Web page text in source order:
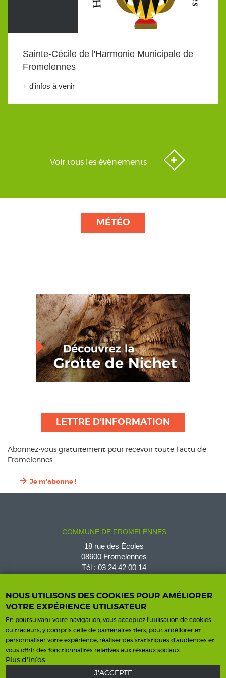
Sainte-Cécile de l'Harmonie Municipale de
Fromelennes
+ d'infos à venir
Voir tous les évènements
MÉTÉO
LETTRE D'INFORMATION
Abonnez-vous gratuitement pour recevoir toute l’actu de
Fromelennes
Je m'abonne !
COMMUNE DE FROMELENNES
18 rue des Écoles
08600 Fromelennes
Tél : 03 24 42 00 14
Contact
Horaires
Horaires d'ouverture
NOUS UTILISONS DES COOKIES POUR AMÉLIORER
VOTRE EXPÉRIENCE UTILISATEUR
En poursuivant votre navigation, vous acceptez l'utilisation de cookies
ou traceurs, y compris celle de partenaires tiers, pour améliorer et
personnaliser votre expérience, réaliser des statistiques d’audiences et
vous offrir des fonctionnalités relatives aux réseaux sociaux.
Plus d'infos
J'ACCEPTE